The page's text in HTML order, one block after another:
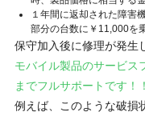
１年間に返却された障害
部分の台数に￥11,000を
保守加入後に修理が発生
モバイル製品のサービス
までフルサポートです！！
例えば、このような破損